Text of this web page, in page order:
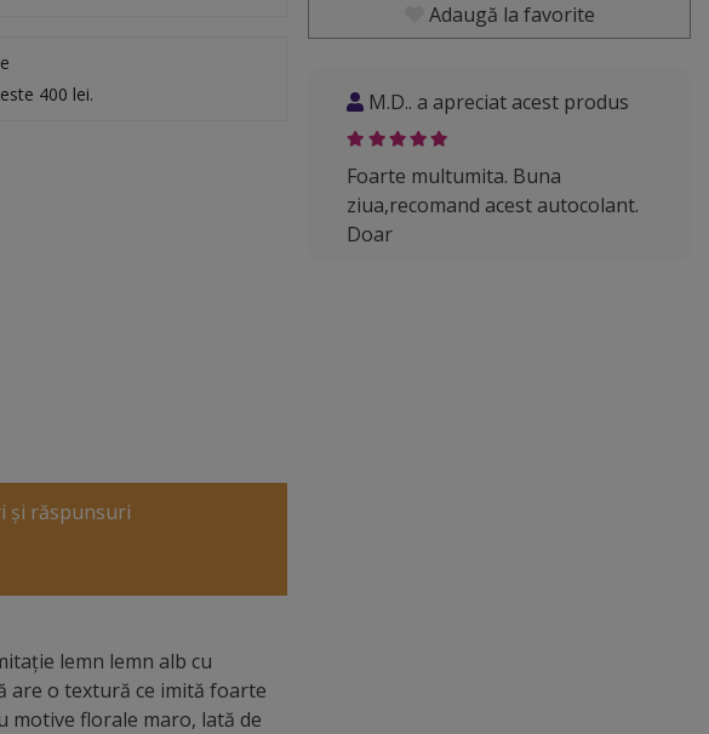
400 lei.
și răspunsuri
lemn lemn alb cu
are o textură ce imită foarte
motive florale maro, lată de
Adaugă la favorite
M.D.. a apreciat acest produs
Foarte multumita. Buna
ziua,recomand acest autocolant.
Doar